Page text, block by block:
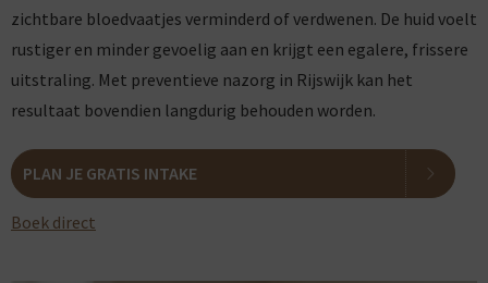
zichtbare bloedvaatjes verminderd of verdwenen. De huid voelt
rustiger en minder gevoelig aan en krijgt een egalere, frissere
uitstraling. Met preventieve nazorg in Rijswijk kan het
resultaat bovendien langdurig behouden worden.
PLAN JE GRATIS INTAKE
Boek direct